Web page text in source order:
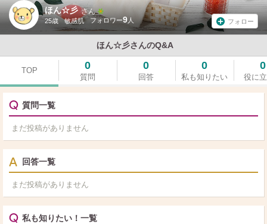
ほん☆彡 さん
25歳 敏感肌 9 フォロー
ほん☆彡さんのQ&A
TOP 0
質問
0
回答
0
私も知りたい
0
役に
質問一覧
まだ投稿がありません
回答一覧
まだ投稿がありません
私も知りたい！一覧